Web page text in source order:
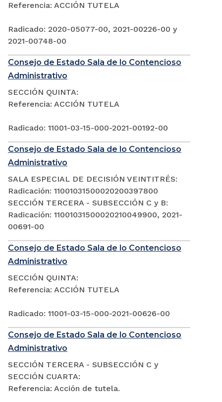
Referencia: ACCIÓN TUTELA
Radicado: 2020-05077-00, 2021-00226-00 y
2021-00748-00
Consejo de Estado Sala de lo Contencioso
Administrativo
SECCIÓN QUINTA:
Referencia: ACCIÓN TUTELA
Radicado: 11001-03-15-000-2021-00192-00
Consejo de Estado Sala de lo Contencioso
Administrativo
SALA ESPECIAL DE DECISIÓN VEINTITRÉS:
Radicación: 11001031500020200397800
SECCIÓN TERCERA - SUBSECCIÓN C y B:
Radicación: 11001031500020210049900, 2021-
00691-00
Consejo de Estado Sala de lo Contencioso
Administrativo
SECCIÓN QUINTA:
Referencia: ACCIÓN TUTELA
Radicado: 11001-03-15-000-2021-00626-00
Consejo de Estado Sala de lo Contencioso
Administrativo
SECCIÓN TERCERA - SUBSECCIÓN C y
SECCIÓN CUARTA:
Referencia: Acción de tutela.